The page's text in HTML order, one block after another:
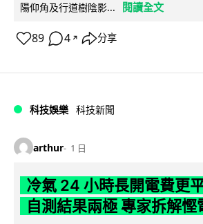
陽仰角及行道樹陰影... 閱讀全文
89 4 ↗ 分享
科技娛樂 科技新聞
arthur 1 日
冷氣 24 小時長開電費更
自測結果兩極 專家拆解慳